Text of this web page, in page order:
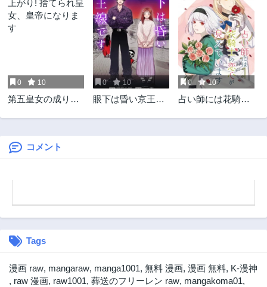
0 10
第五皇女の成り上
す
0 10
眼下は昏い京王線
0 10
占い師には花騎士
コメント
Tags
漫画 raw, mangaraw, manga1001, 無料 漫画, 漫画 無料, K-漫神
, raw 漫画, raw1001, 葬送のフリーレン raw, mangakoma01,